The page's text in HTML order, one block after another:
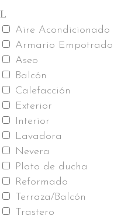
Aire Acondicionado
Armario Empotrado
Aseo
Balcón
Calefacción
Exterior
Interior
Lavadora
Nevera
Plato de ducha
Reformado
Terraza/Balcón
Trastero